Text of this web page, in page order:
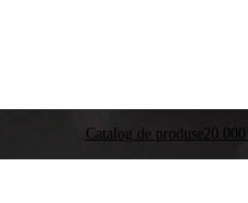
Catalog de produse